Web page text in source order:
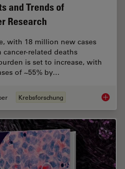
and Trends of
Research
with 18 million new cases
related deaths
is set to increase, with
of ~55% by…
Krebsforschung